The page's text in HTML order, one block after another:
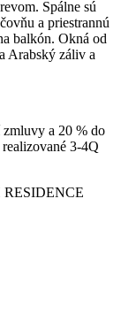
Spálne sú
a priestrannú
balkón. Okná od
Arabský záliv a
a 20 % do
3-4Q
RESIDENCE